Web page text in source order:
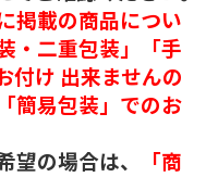
掲載の商品につい
・二重包装」「手
付け 出来ませんの
簡易包装」でのお
の場合は、
「商